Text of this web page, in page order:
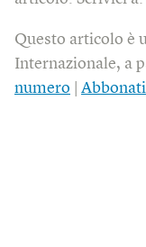
Questo articolo è
Internazionale, a
numero
Abbonati